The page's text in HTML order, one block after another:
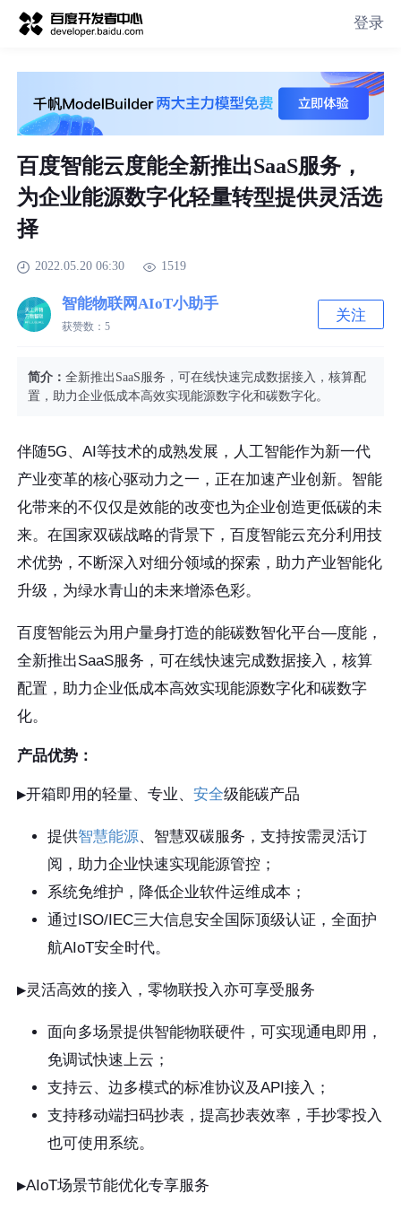
登录
百度智能云度能全新推出SaaS服务，
为企业能源数字化轻量转型提供灵活选
择
2022.05.20 06:30 1519
智能物联网AIoT小助手
获赞数：5
关注
简介：全新推出SaaS服务，可在线快速完成数据接入，核算配
置，助力企业低成本高效实现能源数字化和碳数字化。
伴随5G、AI等技术的成熟发展，人工智能作为新一代
产业变革的核心驱动力之一，正在加速产业创新。智能
化带来的不仅仅是效能的改变也为企业创造更低碳的未
来。在国家双碳战略的背景下，百度智能云充分利用技
术优势，不断深入对细分领域的探索，助力产业智能化
升级，为绿水青山的未来增添色彩。
百度智能云为用户量身打造的能碳数智化平台—度能，
全新推出SaaS服务，可在线快速完成数据接入，核算
配置，助力企业低成本高效实现能源数字化和碳数字
化。
产品优势：
▶️开箱即用的轻量、专业、安全级能碳产品
提供智慧能源、智慧双碳服务，支持按需灵活订
阅，助力企业快速实现能源管控；
系统免维护，降低企业软件运维成本；
通过ISO/IEC三大信息安全国际顶级认证，全面护
航AIoT安全时代。
▶️灵活高效的接入，零物联投入亦可享受服务
面向多场景提供智能物联硬件，可实现通电即用，
免调试快速上云；
支持云、边多模式的标准协议及API接入；
支持移动端扫码抄表，提高抄表效率，手抄零投入
也可使用系统。
▶️AIoT场景节能优化专享服务